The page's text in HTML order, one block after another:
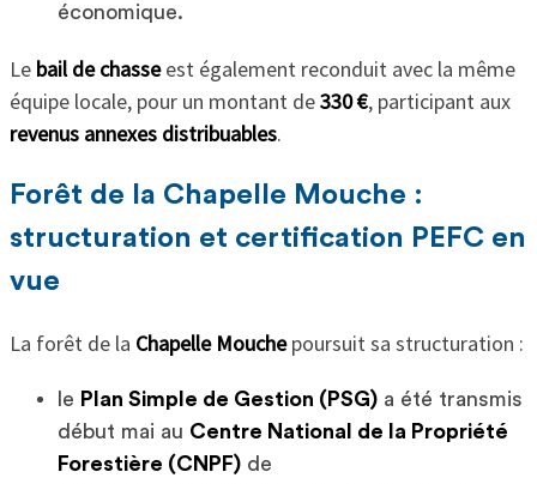
économique.
Le bail de chasseest également reconduit avec la même
équipe locale, pour un montant de330 €, participant aux
revenus annexes distribuables.
Forêt de la Chapelle Mouche :
structuration et certification PEFC en
vue
La forêt de la Chapelle Mouchepoursuit sa structuration :
le Plan Simple de Gestion (PSG)a été transmis
début mai au Centre National de la Propriété
Forestière (CNPF)de